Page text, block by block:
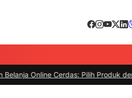
Cerdas: Pilih Produk dengan Bijak